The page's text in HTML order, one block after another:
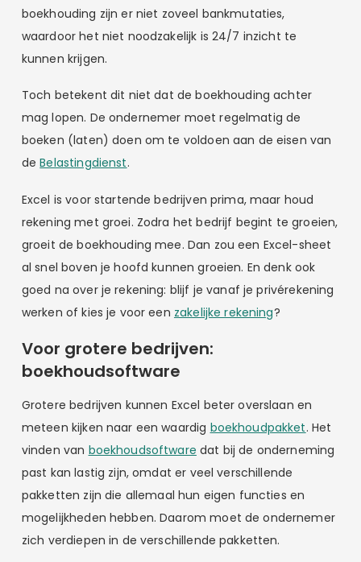
boekhouding zijn er niet zoveel bankmutaties,
waardoor het niet noodzakelijk is 24/7 inzicht te
kunnen krijgen.
Toch betekent dit niet dat de boekhouding achter
mag lopen. De ondernemer moet regelmatig de
boeken (laten) doen om te voldoen aan de eisen van
deBelastingdienst.
Excel is voor startende bedrijven prima, maar houd
rekening met groei. Zodra het bedrijf begint te groeien,
groeit de boekhouding mee. Dan zou een Excel-sheet
al snel boven je hoofd kunnen groeien. En denk ook
goed na over je rekening: blijf je vanaf je privérekening
werken of kies je voor een zakelijke rekening?
Voor grotere bedrijven:
boekhoudsoftware
Grotere bedrijven kunnen Excel beter overslaan en
meteen kijken naar een waardig boekhoudpakket. Het
vinden van boekhoudsoftware dat bij de onderneming
past kan lastig zijn, omdat er veel verschillende
pakketten zijn die allemaal hun eigen functies en
mogelijkheden hebben. Daarom moet de ondernemer
zich verdiepen in de verschillende pakketten.